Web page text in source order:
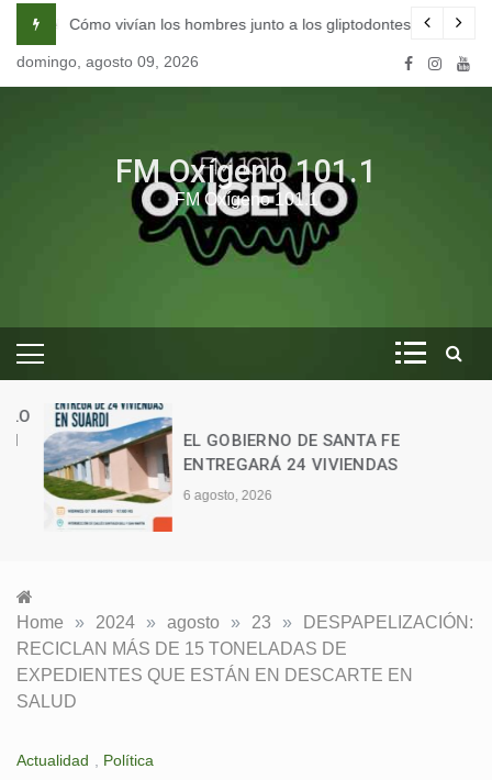
content
escuela de seducción en Córdoba.
Cómo vivían los hombres junto a los gliptodontes en nuestra
domingo, agosto 09, 2026
FM Oxígeno 101.1
FM Oxígeno 101.1
EL GOBIERNO DE SANTA FE
ENTREGARÁ 24 VIVIENDAS
6 agosto, 2026
Home » 2024 » agosto » 23 »
DESPAPELIZACIÓN:
RECICLAN MÁS DE 15 TONELADAS DE
EXPEDIENTES QUE ESTÁN EN DESCARTE EN
SALUD
Actualidad , Política